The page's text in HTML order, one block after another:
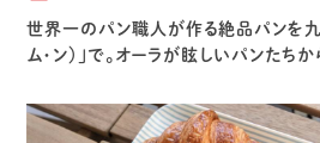
世界一のパン職人が作る絶品パンを九
ム・ン）」で。オーラが眩しいパンたち